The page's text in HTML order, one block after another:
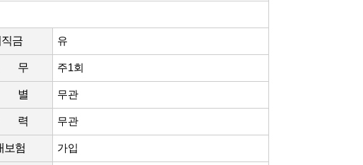
금 유
무 주1회
별 무관
력 무관
보험 가입